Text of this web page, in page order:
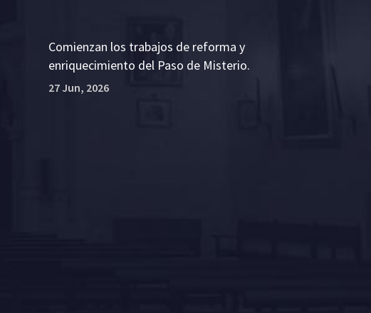
Comienzan los trabajos de reforma y
enriquecimiento del Paso de Misterio.
27 Jun, 2026